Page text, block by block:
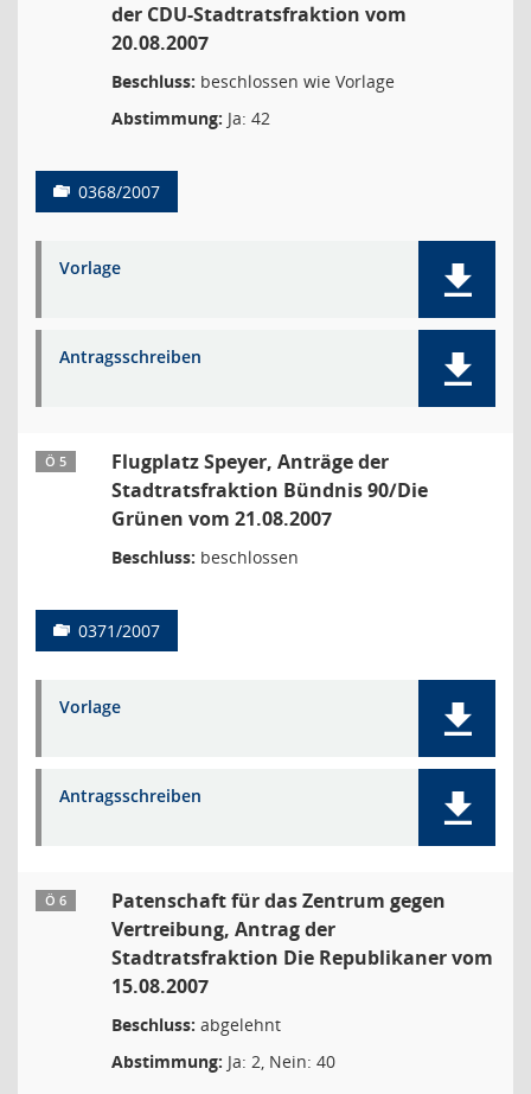
der CDU-Stadtratsfraktion vom
20.08.2007
Beschluss: beschlossen wie Vorlage
Abstimmung: Ja: 42
0368/2007
Vorlage
Antragsschreiben
Ö 5
Flugplatz Speyer, Anträge der
Stadtratsfraktion Bündnis 90/Die
Grünen vom 21.08.2007
Beschluss: beschlossen
0371/2007
Vorlage
Antragsschreiben
Ö 6
Patenschaft für das Zentrum gegen
Vertreibung, Antrag der
Stadtratsfraktion Die Republikaner vom
15.08.2007
Beschluss: abgelehnt
Abstimmung: Ja: 2, Nein: 40